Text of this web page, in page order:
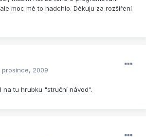
moc mě to nadchlo. Děkuju za rozšíření
prosince, 2009
na tu hrubku "struční návod".